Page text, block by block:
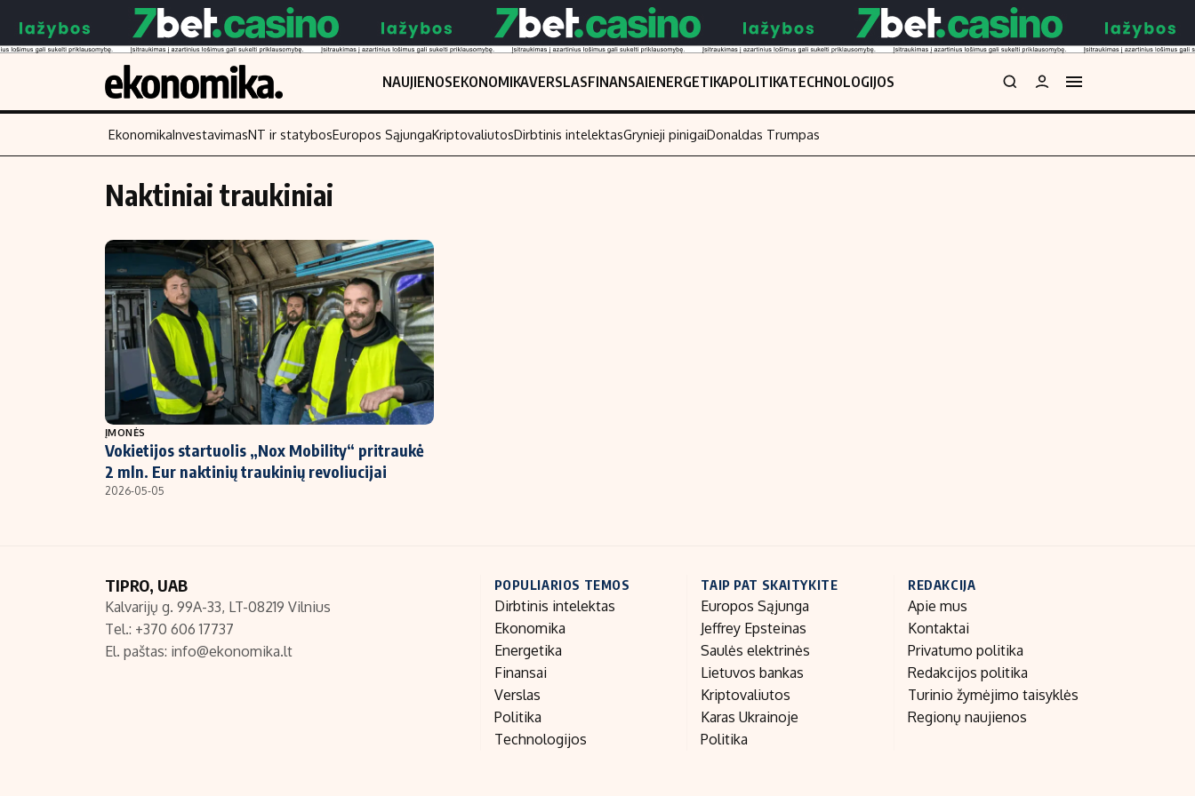
NAUJIENOSEKONOMIKAVERSLASFINANSAIENERGETIKAPOLITIKATECHNOLOGIJOS
Turinys
Naujienos
Aplinka
Verslas
Energetika
Ekonomika
Politika
NT ir statybos
Skaitykite
Finansai
Įmonės
Žemės ūkis
Technologijos
Laisvalaikis
EkonomikaInvestavimasNT ir statybosEuropos SąjungaKriptovaliutosDirbtinis intelektasGrynieji pinigaiDonaldas Trumpas
Naktiniai traukiniai
ĮMONĖS
Vokietijos startuolis „Nox Mobility“ pritraukė
2 mln. Eur naktinių traukinių revoliucijai
2026-05-05
TIPRO, UAB
Kalvarijų g. 99A-33, LT-08219 Vilnius
Tel.: +370 606 17737
El. paštas: info@ekonomika.lt
POPULIARIOS TEMOS
Dirbtinis intelektas
Ekonomika
Energetika
Finansai
Verslas
Politika
Technologijos
TAIP PAT SKAITYKITE
Europos Sąjunga
Jeffrey Epsteinas
Saulės elektrinės
Lietuvos bankas
Kriptovaliutos
Karas Ukrainoje
Politika
REDAKCIJA
Apie mus
Kontaktai
Privatumo politika
Redakcijos politika
Turinio žymėjimo taisyklės
Regionų naujienos